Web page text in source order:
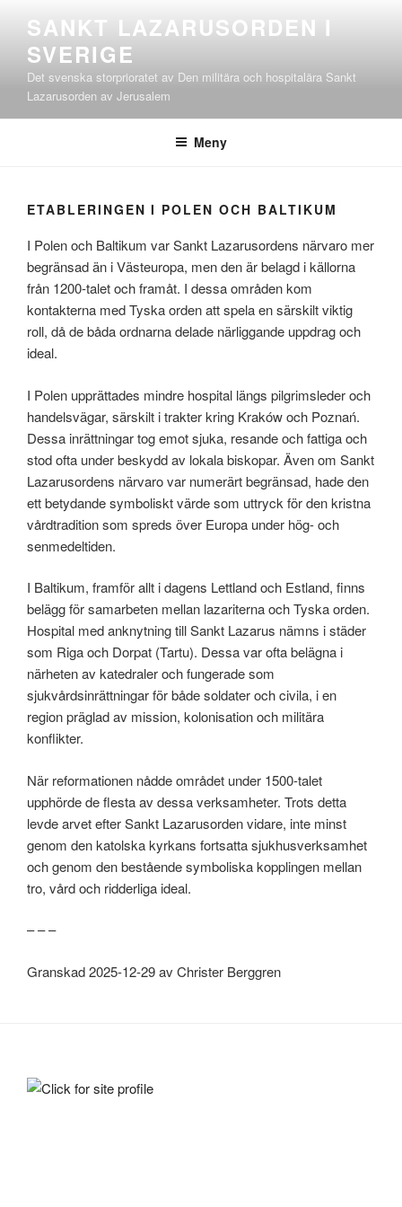
innehåll
SANKT LAZARUSORDEN I
SVERIGE
Det svenska storprioratet av Den militära och hospitalära Sankt
Lazarusorden av Jerusalem
Meny
ETABLERINGEN I POLEN OCH BALTIKUM
I Polen och Baltikum var Sankt Lazarusordens närvaro mer
begränsad än i Västeuropa, men den är belagd i källorna
från 1200-talet och framåt. I dessa områden kom
kontakterna med Tyska orden att spela en särskilt viktig
roll, då de båda ordnarna delade närliggande uppdrag och
ideal.
I Polen upprättades mindre hospital längs pilgrimsleder och
handelsvägar, särskilt i trakter kring Kraków och Poznań.
Dessa inrättningar tog emot sjuka, resande och fattiga och
stod ofta under beskydd av lokala biskopar. Även om Sankt
Lazarusordens närvaro var numerärt begränsad, hade den
ett betydande symboliskt värde som uttryck för den kristna
vårdtradition som spreds över Europa under hög- och
senmedeltiden.
I Baltikum, framför allt i dagens Lettland och Estland, finns
belägg för samarbeten mellan lazariterna och Tyska orden.
Hospital med anknytning till Sankt Lazarus nämns i städer
som Riga och Dorpat (Tartu). Dessa var ofta belägna i
närheten av katedraler och fungerade som
sjukvårdsinrättningar för både soldater och civila, i en
region präglad av mission, kolonisation och militära
konflikter.
När reformationen nådde området under 1500-talet
upphörde de flesta av dessa verksamheter. Trots detta
levde arvet efter Sankt Lazarusorden vidare, inte minst
genom den katolska kyrkans fortsatta sjukhusverksamhet
och genom den bestående symboliska kopplingen mellan
tro, vård och ridderliga ideal.
– – –
Granskad 2025-12-29 av Christer Berggren